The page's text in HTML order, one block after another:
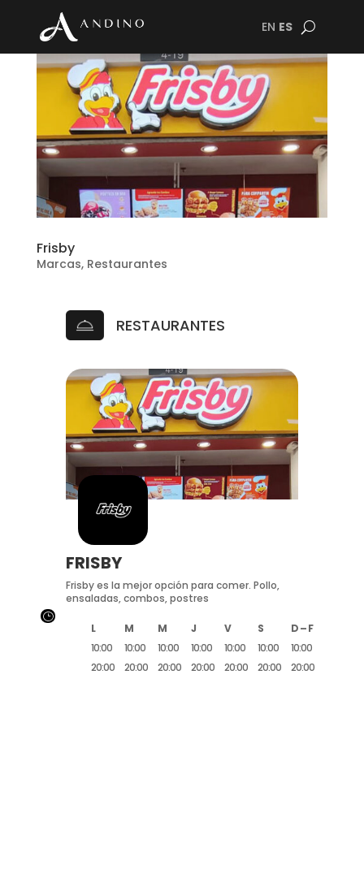
EN ES
Frisby
Marcas, Restaurantes
RESTAURANTES
FRISBY
Frisby es la mejor opción para comer. Pollo,
ensaladas, combos, postres
L M M J V S
D – F
10:00
20:00
10:00
20:00
10:00
20:00
10:00
20:00
10:00
20:00
10:00
20:00
10:00
20:00
}